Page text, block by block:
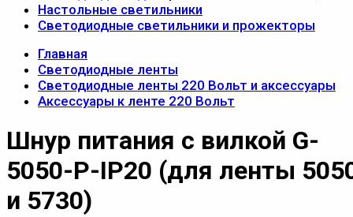
Настольные светильники
Светодиодные светильники и прожекторы
Главная
Светодиодные ленты
Светодиодные ленты 220 Вольт и аксессуары
Аксессуары к ленте 220 Вольт
Шнур питания с вилкой G-
5050-P-IP20 (для ленты
и 5730)